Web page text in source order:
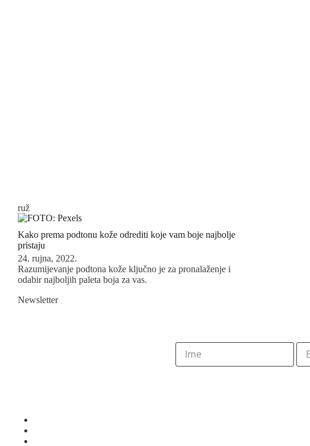
ruž
Kako prema podtonu kože odrediti koje vam boje najbolje
pristaju
24. rujna, 2022.
Razumijevanje podtona kože ključno je za pronalaženje i
odabir najboljih paleta boja za vas.
Newsletter